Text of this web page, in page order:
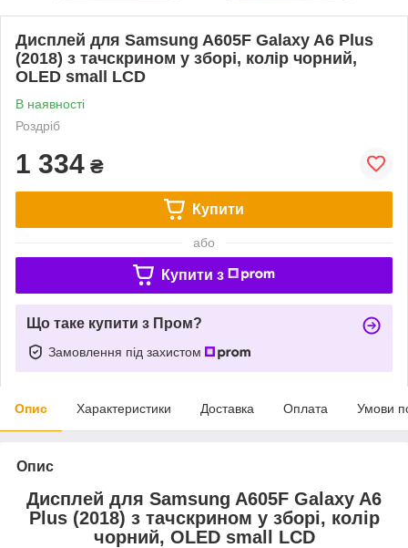
Дисплей для Samsung A605F Galaxy A6 Plus
(2018) з тачскрином у зборі, колір чорний,
OLED small LCD
В наявності
Роздріб
1 334 ₴
Купити
або
Купити з
Що таке купити з Пром?
Замовлення під захистом
Опис Характеристики Доставка Оплата Умови
Опис
Дисплей для Samsung A605F Galaxy A6
Plus (2018) з тачскрином у зборі, колір
чорний, OLED small LCD